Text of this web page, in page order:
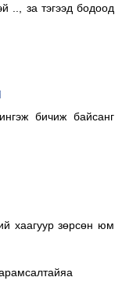
.., за тэгээд бодоод
бичиж байсанг
хаагуур зөрсөн юм